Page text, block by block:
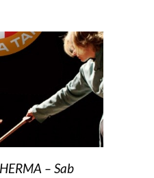
– Sab